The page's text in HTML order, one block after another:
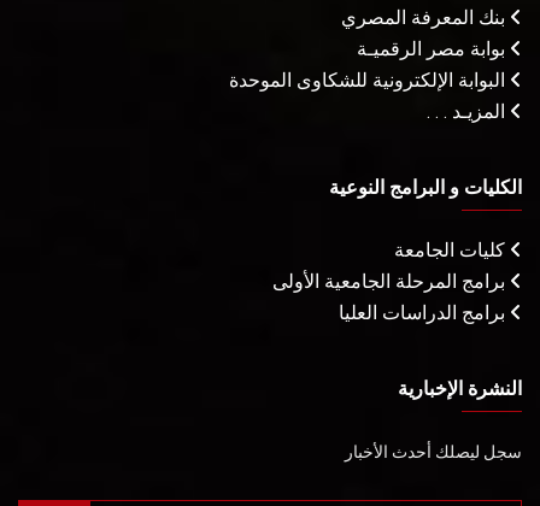
بنك المعرفة المصري
بوابة مصر الرقميـة
البوابة الإلكترونية للشكاوى الموحدة
المزيـد . . .
الكليات و البرامج النوعية
كليات الجامعة
برامج المرحلة الجامعية الأولى
برامج الدراسات العليا
النشرة الإخبارية
سجل ليصلك أحدث الأخبار